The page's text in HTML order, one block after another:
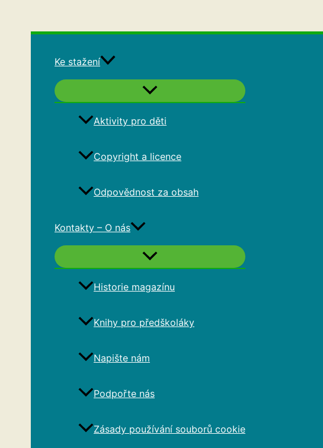
Ke stažení
Aktivity pro děti
Copyright a licence
Odpovědnost za obsah
Kontakty – O nás
Historie magazínu
Knihy pro předškoláky
Napište nám
Podpořte nás
Zásady používání souborů cookie